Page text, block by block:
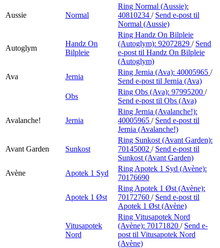
Aussie Normal
Ring Normal (Aussie):
40810234 / Send e-post til
Normal (Aussie)
Autoglym
Handz On
Bilpleie
Ring Handz On Bilpleie
(Autoglym): 92072829 / Send
e-post til Handz On Bilpleie
(Autoglym)
Ava
Jernia
Ring Jernia (Ava): 40005965 /
Send e-post til Jernia (Ava)
Obs
Ring Obs (Ava): 97995200 /
Send e-post til Obs (Ava)
Avalanche! Jernia
Ring Jernia (Avalanche!):
40005965 / Send e-post til
Jernia (Avalanche!)
Avant Garden Sunkost
Ring Sunkost (Avant Garden):
70145002 / Send e-post til
Sunkost (Avant Garden)
Avène
Apotek 1 Syd
Ring Apotek 1 Syd (Avène):
70176690
Apotek 1 Øst
Ring Apotek 1 Øst (Avène):
70172760 / Send e-post til
Apotek 1 Øst (Avène)
Vitusapotek
Nord
Ring Vitusapotek Nord
(Avène): 70171820 / Send e-
post til Vitusapotek Nord
(Avène)